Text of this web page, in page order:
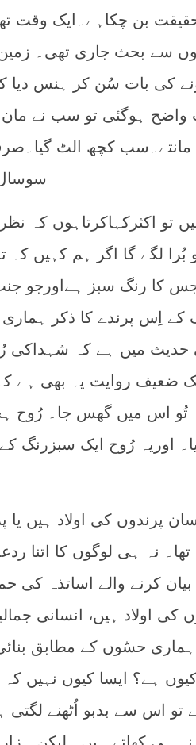
حقیقت بن چکاہے۔ایک وقت
سے بحث جاری تھی۔
کی بات سُن کر ہنس دیا
ہوگئی تو سب نے مان
کچھ الٹ
سوسال
اکثرکہاکرتاہوں کہ
لگے گا اگر ہم کہیں کہ
جس کا رنگ سبز ہےاورجو جنت
اِس پرندے کا ذکر
حدیث میں ہے کہ شہداکی
ضعیف روایت یہ بھی ہے
تُو اس میں گھس جا۔ رُوح
اوریہ رُوح ایک سبزرنگ
پرندوں کی اولاد ہیں
نہ ہی لوگوں کا اتنا
بیان کرنے والے اساتذہ کی
اولاد ہیں، انسانی
حسّوں کے مطابق
ہے؟ ایسا کیوں نہیں کہ
اس سے بدبو اُٹھنے لگتی